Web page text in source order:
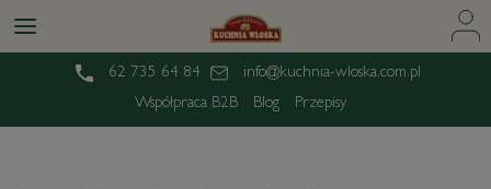
62 735 64 84
info@kuchnia-wloska.com.pl
Współpraca B2B
Blog Przepisy